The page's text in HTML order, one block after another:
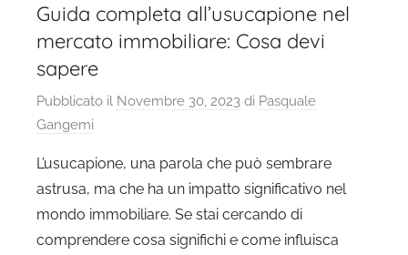
Guida completa all’usucapione nel
mercato immobiliare: Cosa devi
sapere
Pubblicato il Novembre 30, 2023 di Pasquale
Gangemi
L’usucapione, una parola che può sembrare
astrusa, ma che ha un impatto significativo nel
mondo immobiliare. Se stai cercando di
comprendere cosa significhi e come influisca